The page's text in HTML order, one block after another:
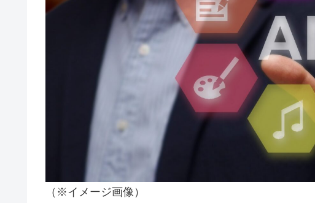
（※イメージ画像）